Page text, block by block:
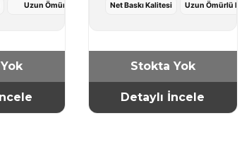
Uzun Ömürlü Kullanım Net Baskı Kalitesi Uzun Ömürlü
Stokta Yok
Detaylı İncele